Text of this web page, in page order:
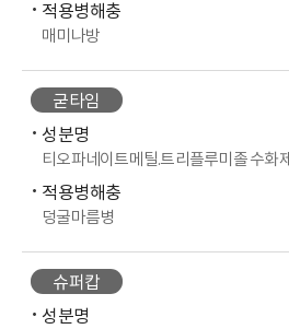
적용병해충
매미나방
굳타임
성분명
티오파네이트메틸.트리플루미졸 수화제
적용병해충
덩굴마름병
슈퍼캅
성분명